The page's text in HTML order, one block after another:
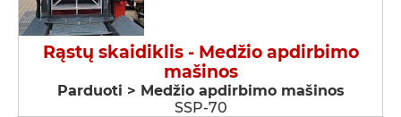
Rąstų skaidiklis - Medžio apdirbimo
mašinos
Parduoti > Medžio apdirbimo mašinos
SSP-70